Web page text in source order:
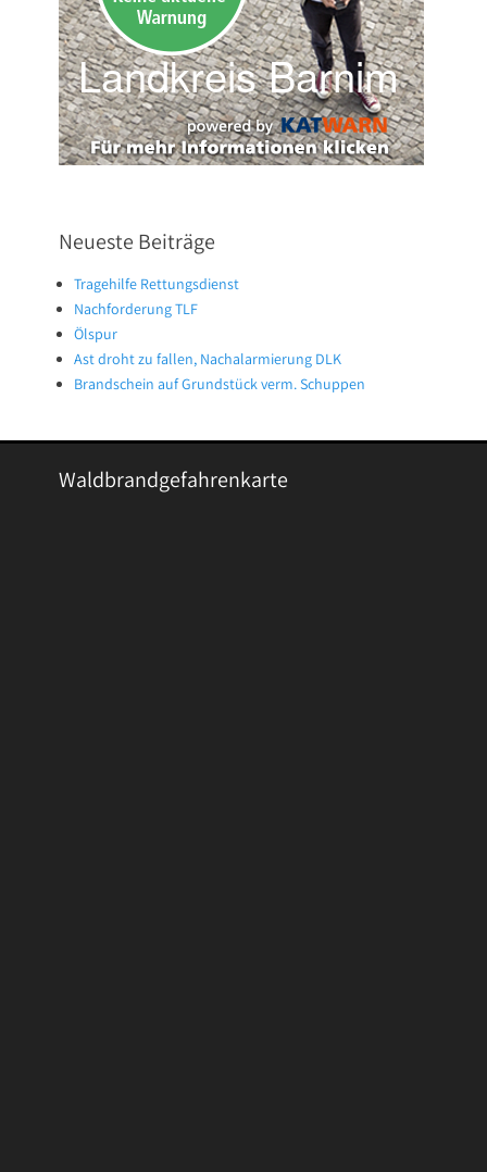
Neueste Beiträge
Tragehilfe Rettungsdienst
Nachforderung TLF
Ölspur
Ast droht zu fallen, Nachalarmierung DLK
Brandschein auf Grundstück verm. Schuppen
Waldbrandgefahrenkarte